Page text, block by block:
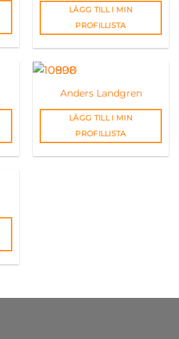
LÄGG TILL I MIN
PROFILLISTA
Anders Landgren
LÄGG TILL I MIN
PROFILLISTA